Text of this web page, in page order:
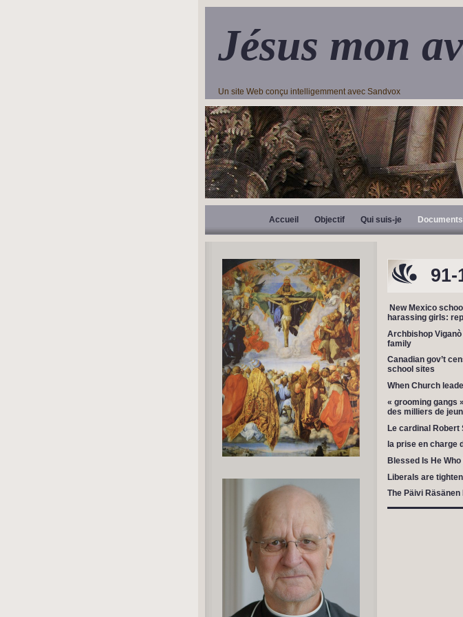
Jésus mon
Un site Web conçu intelligemment avec Sandvox
Accueil Objectif Qui suis-je
91-
New Mexico
harassing girls:
Archbishop
family
Canadian gov’t
school sites
When Church
« grooming gangs
des milliers de
Le cardinal Robert
la prise en charge
Blessed Is He
Liberals are
The Päivi